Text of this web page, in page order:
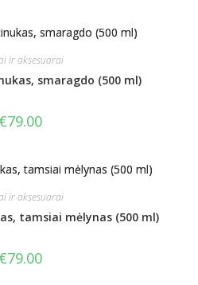
ir aksesuarai
smaragdo (500 ml)
€79.00
ir aksesuarai
tamsiai mėlynas (500 ml)
€79.00